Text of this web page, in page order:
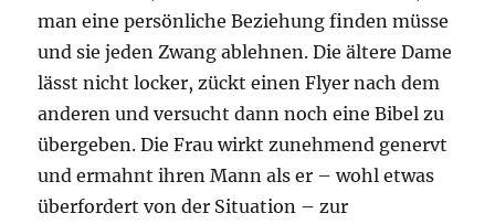
man eine persönliche Beziehung finden müsse
und sie jeden Zwang ablehnen. Die ältere Dame
lässt nicht locker, zückt einen Flyer nach dem
anderen und versucht dann noch eine Bibel zu
übergeben. Die Frau wirkt zunehmend genervt
und ermahnt ihren Mann als er – wohl etwas
überfordert von der Situation – zur